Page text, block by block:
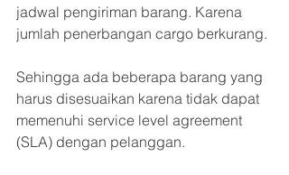
jadwal pengiriman barang. Karena
jumlah penerbangan cargo berkurang.
Sehingga ada beberapa barang yang
harus disesuaikan karena tidak dapat
memenuhi service level agreement
(SLA) dengan pelanggan.